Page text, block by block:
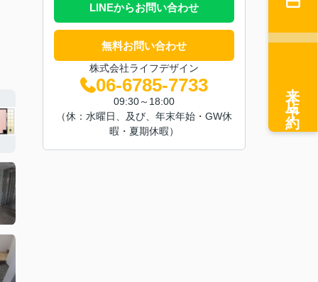
LINEからお問い合わせ
無料お問い合わせ
株式会社ライフデザイン
06-6785-7733
09:30～18:00
（休：水曜日、及び、年末年始・GW休
暇・夏期休暇）
来店予約